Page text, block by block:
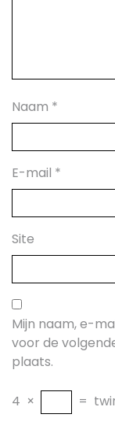
Naam *
E-mail *
Site
Mijn naam, e-
voor de
plaats.
4 × =